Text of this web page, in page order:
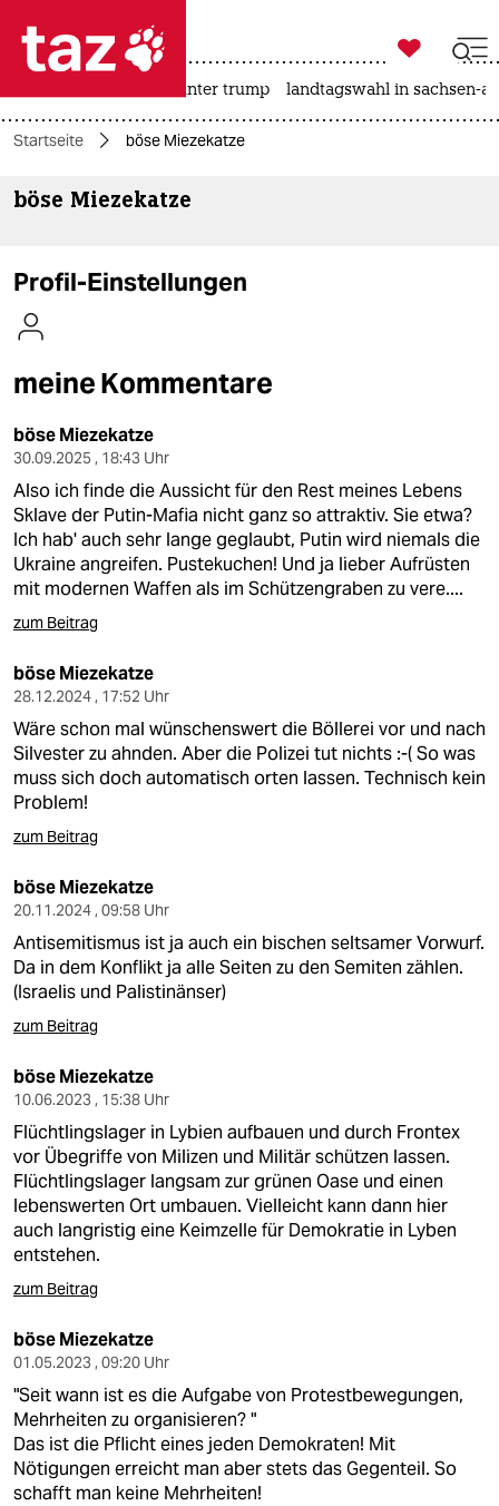
 taz zahl ich
taz zahl ich
themen
kultur
sport
berlin
nord
wahrheit
verlag
veranstaltungen
shop
fragen & hilfe
abo
genossenschaft
epaper login

taz zahl ich
usa unter trump landtagswahl in sachsen-
Startseite böse Miezekatze
böse Miezekatze
Profil-Einstellungen
meine Kommentare
böse Miezekatze
30.09.2025 , 18:43 Uhr
Also ich finde die Aussicht für den Rest meines Lebens
Sklave der Putin-Mafia nicht ganz so attraktiv. Sie etwa?
Ich hab' auch sehr lange geglaubt, Putin wird niemals die
Ukraine angreifen. Pustekuchen! Und ja lieber Aufrüsten
mit modernen Waffen als im Schützengraben zu vere....
zum Beitrag
böse Miezekatze
28.12.2024 , 17:52 Uhr
Wäre schon mal wünschenswert die Böllerei vor und nach
Silvester zu ahnden. Aber die Polizei tut nichts :-( So was
muss sich doch automatisch orten lassen. Technisch kein
Problem!
zum Beitrag
böse Miezekatze
20.11.2024 , 09:58 Uhr
Antisemitismus ist ja auch ein bischen seltsamer Vorwurf.
Da in dem Konflikt ja alle Seiten zu den Semiten zählen.
(Israelis und Palistinänser)
zum Beitrag
böse Miezekatze
10.06.2023 , 15:38 Uhr
Flüchtlingslager in Lybien aufbauen und durch Frontex
vor Übegriffe von Milizen und Militär schützen lassen.
Flüchtlingslager langsam zur grünen Oase und einen
lebenswerten Ort umbauen. Vielleicht kann dann hier
auch langristig eine Keimzelle für Demokratie in Lyben
entstehen.
zum Beitrag
böse Miezekatze
01.05.2023 , 09:20 Uhr
"Seit wann ist es die Aufgabe von Protestbewegungen,
Mehrheiten zu organisieren? "
Das ist die Pflicht eines jeden Demokraten! Mit
Nötigungen erreicht man aber stets das Gegenteil. So
schafft man keine Mehrheiten!